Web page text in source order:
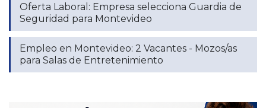
Oferta Laboral: Empresa selecciona Guardia de
Seguridad para Montevideo
Empleo en Montevideo: 2 Vacantes - Mozos/as
para Salas de Entretenimiento